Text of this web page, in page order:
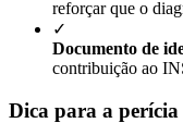
reforçar que o
✓
Documento de
contribuição ao
Dica para a